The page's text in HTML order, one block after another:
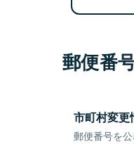
郵便番
市町村変更
郵便番号を